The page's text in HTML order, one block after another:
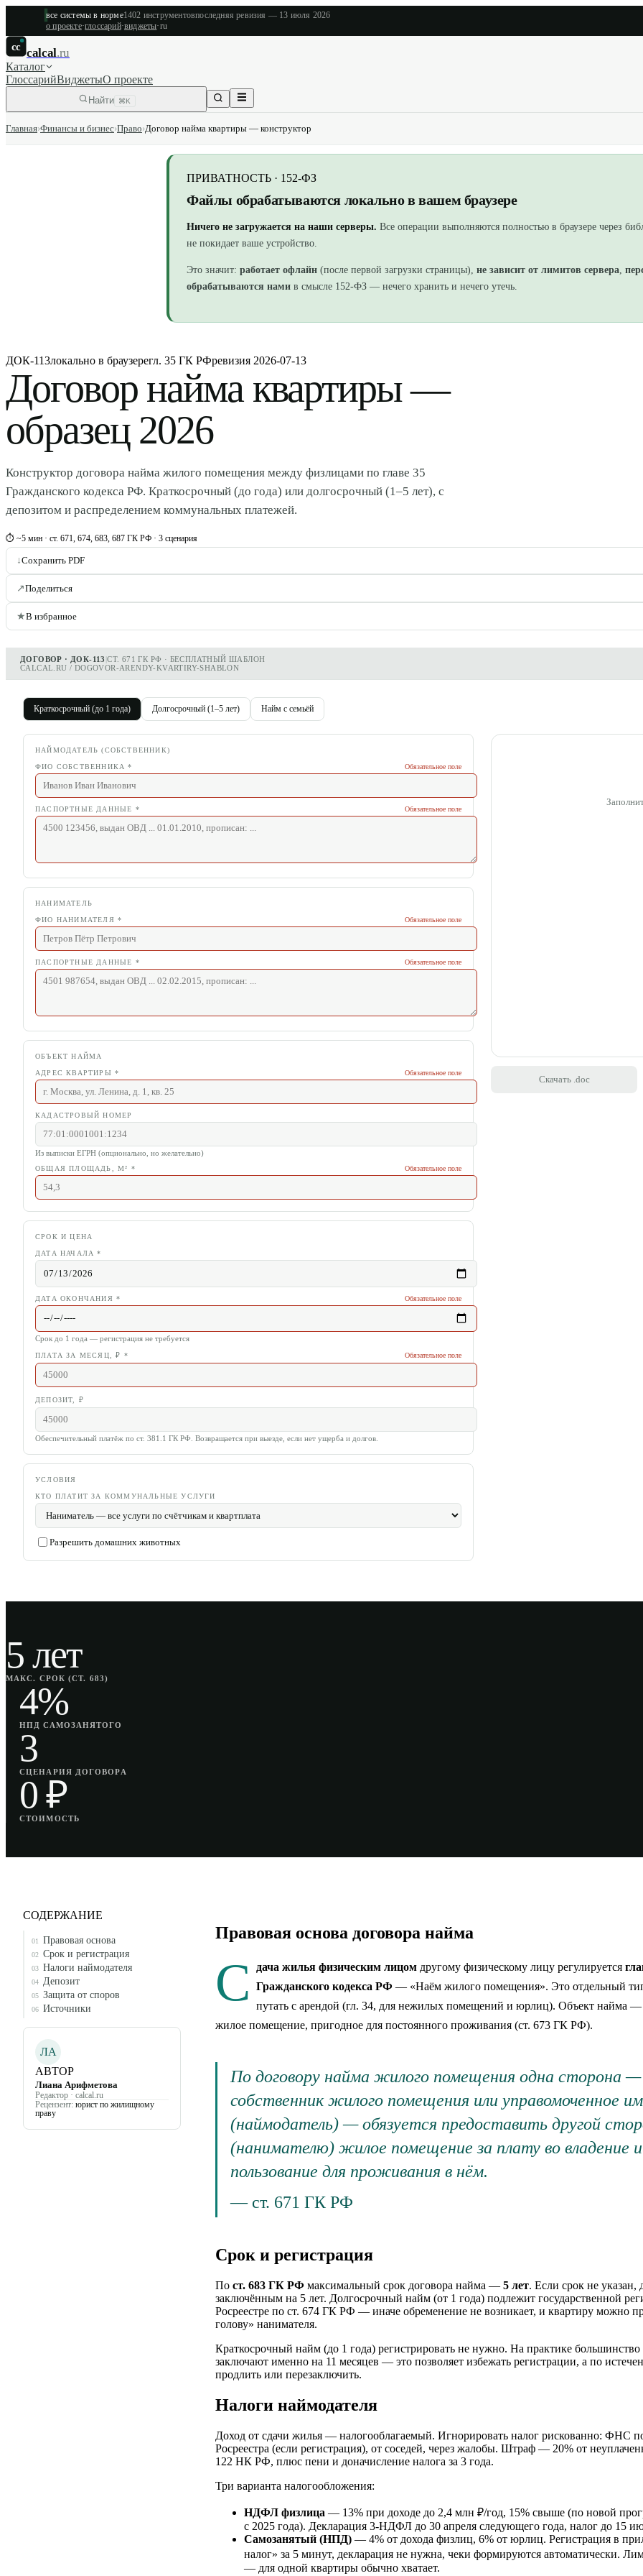
все системы в норме1402 инструментовпоследняя ревизия — 13 июля 2026
о проекте·глоссарий·виджеты·ru
cc calcal.ru
Каталог
ГлоссарийВиджетыО проекте
Найти ⌘K
Главная›Финансы и бизнес›Право›Договор найма квартиры — конструктор
ПРИВАТНОСТЬ · 152-ФЗ
Файлы обрабатываются локально в вашем браузере
Ничего не загружается на наши серверы. Все операции выполняются полностью в браузере через
не покидает ваше устройство.
Это значит: работает офлайн (после первой загрузки страницы), не зависит от лимитов сервера,
обрабатываются нами в смысле 152-ФЗ — нечего хранить и нечего утечь.
ДОК-113локально в браузерегл. 35 ГК РФревизия 2026-07-13
Договор найма квартиры —
образец 2026
Конструктор договора найма жилого помещения между физлицами по главе 35
Гражданского кодекса РФ. Краткосрочный (до года) или долгосрочный (1–5 лет), с
депозитом и распределением коммунальных платежей.
⏱ ~5 мин · ст. 671, 674, 683, 687 ГК РФ · 3 сценария
↓Сохранить PDF
↗Поделиться
★В избранное
ДОГОВОР · ДОК-113 |СТ. 671 ГК РФ · БЕСПЛАТНЫЙ ШАБЛОН
CALCAL.RU / DOGOVOR-ARENDY-KVARTIRY-SHABLON
Краткосрочный (до 1 года) Долгосрочный (1–5 лет) Найм с семьёй
НАЙМОДАТЕЛЬ (СОБСТВЕННИК)
ФИО СОБСТВЕННИКА * Обязательное поле
ПАСПОРТНЫЕ ДАННЫЕ * Обязательное поле
НАНИМАТЕЛЬ
ФИО НАНИМАТЕЛЯ * Обязательное поле
ПАСПОРТНЫЕ ДАННЫЕ * Обязательное поле
ОБЪЕКТ НАЙМА
АДРЕС КВАРТИРЫ * Обязательное поле
КАДАСТРОВЫЙ НОМЕР
Из выписки ЕГРН (опционально, но желательно)
ОБЩАЯ ПЛОЩАДЬ, М² * Обязательное поле
СРОК И ЦЕНА
ДАТА НАЧАЛА *
ДАТА ОКОНЧАНИЯ * Обязательное поле
Срок до 1 года — регистрация не требуется
ПЛАТА ЗА МЕСЯЦ, ₽ * Обязательное поле
ДЕПОЗИТ, ₽
Обеспечительный платёж по ст. 381.1 ГК РФ. Возвращается при выезде, если нет ущерба и долгов.
УСЛОВИЯ
КТО ПЛАТИТ ЗА КОММУНАЛЬНЫЕ УСЛУГИ
Разрешить домашних животных
Скачать .doc
5 лет
МАКС. СРОК (СТ. 683)
4%
НПД САМОЗАНЯТОГО
3
СЦЕНАРИЯ ДОГОВОРА
0 ₽
СТОИМОСТЬ
СОДЕРЖАНИЕ
01 Правовая основа
02 Срок и регистрация
03 Налоги наймодателя
04 Депозит
05 Защита от споров
06 Источники
ЛА
АВТОР
Лиана Арифметова
Редактор · calcal.ru
Рецензент: юрист по жилищному
праву
Правовая основа договора найма
С дача жилья физическим лицом другому физическому лицу регулируется
Гражданского кодекса РФ — «Наём жилого помещения». Это отдельный
путать с арендой (гл. 34, для нежилых помещений и юрлиц). Объект найма —
жилое помещение, пригодное для постоянного проживания (ст. 673 ГК РФ).
По договору найма жилого помещения одна сторона —
собственник жилого помещения или управомоченное
(наймодатель) — обязуется предоставить другой
(нанимателю) жилое помещение за плату во владение и
пользование для проживания в нём.
— ст. 671 ГК РФ
Срок и регистрация
По ст. 683 ГК РФ максимальный срок договора найма — 5 лет. Если срок не указан,
заключённым на 5 лет. Долгосрочный найм (от 1 года) подлежит государственной
Росреестре по ст. 674 ГК РФ — иначе обременение не возникает, и квартиру можно
голову» нанимателя.
Краткосрочный найм (до 1 года) регистрировать не нужно. На практике большинство
заключают именно на 11 месяцев — это позволяет избежать регистрации, а по
продлить или перезаключить.
Налоги наймодателя
Доход от сдачи жилья — налогооблагаемый. Игнорировать налог рискованно: ФНС
Росреестра (если регистрация), от соседей, через жалобы. Штраф — 20% от
122 НК РФ, плюс пени и доначисление налога за 3 года.
Три варианта налогообложения:
НДФЛ физлица — 13% при доходе до 2,4 млн ₽/год, 15% свыше (по новой
с 2025 года). Декларация 3-НДФЛ до 30 апреля следующего года, налог до 15
Самозанятый (НПД) — 4% от дохода физлиц, 6% от юрлиц. Регистрация в
налог» за 5 минут, декларация не нужна, чеки формируются автоматически.
— для одной квартиры обычно хватает.